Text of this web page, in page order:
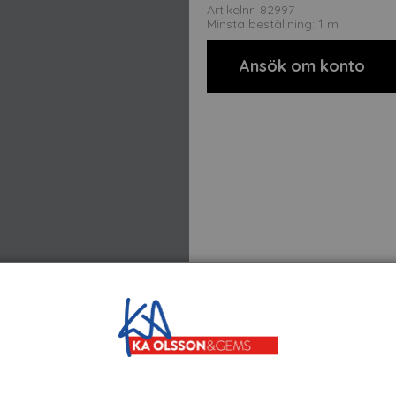
Artikelnr: 82997
Minsta beställning: 1 m
Ansök om konto